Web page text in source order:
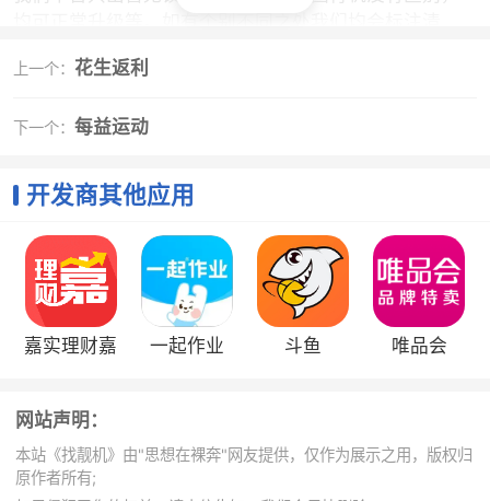
Q3 购买后发现物品与描述不符合或发生质量问题怎么
在线联系客服或者致电客服热线0755-83005812申请退
特别提醒：如果超过7天(从收到货开始算起)是不再提供
退货服务的。
Q4 7天退货服务是无理由退货吗?由此产生的运费由谁来
承担?
以申请退货服务。质量问题退货产生的运费由我们来承
Q5 申请退货退款后钱能多久返回给我?
上一个： 花生返利
下一个： 每益运动
开发商其他应用
嘉实理财嘉 一起作业 斗鱼 唯品会
网站声明：
本站《找靓机》由"思想在裸奔"网友提供，仅作为展示之用，版权归
原作者所有;